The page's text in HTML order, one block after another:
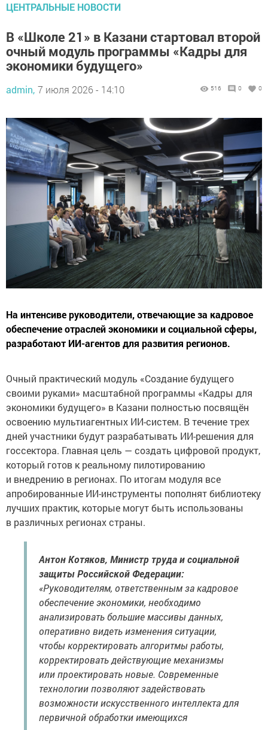
ЦЕНТРАЛЬНЫЕ НОВОСТИ
В «Школе 21» в Казани стартовал второй
очный модуль программы «Кадры для
экономики будущего»
admin, 7 июля 2026 - 14:10 516 0 0
На интенсиве руководители, отвечающие за кадровое
обеспечение отраслей экономики и социальной сферы,
разработают ИИ-агентов для развития регионов.
Очный практический модуль «Создание будущего
своими руками» масштабной программы «Кадры для
экономики будущего» в Казани полностью посвящён
освоению мультиагентных ИИ-систем. В течение трех
дней участники будут разрабатывать ИИ-решения для
госсектора. Главная цель — создать цифровой продукт,
который готов к реальному пилотированию
и внедрению в регионах. По итогам модуля все
апробированные ИИ-инструменты пополнят библиотеку
лучших практик, которые могут быть использованы
в различных регионах страны.
Антон Котяков, Министр труда и социальной
защиты Российской Федерации:
«Руководителям, ответственным за кадровое
обеспечение экономики, необходимо
анализировать большие массивы данных,
оперативно видеть изменения ситуации,
чтобы корректировать алгоритмы работы,
корректировать действующие механизмы
или проектировать новые. Современные
технологии позволяют задействовать
возможности искусственного интеллекта для
первичной обработки имеющихся